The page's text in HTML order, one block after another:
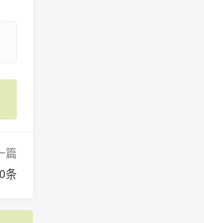
篇
条